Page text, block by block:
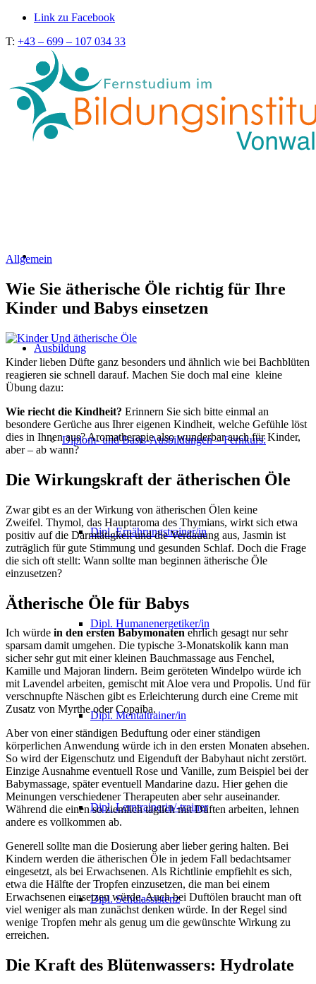
Link zu Facebook
T: +43 – 699 – 107 034 33
Ausbildung
Diplom- und Basis-Ausbildungen – Fernkurs:
Dipl. Ernährungstrainer/in
Dipl. Humanenergetiker/in
Dipl. Mentaltrainer/in
Dipl. Lerntrainerin/-trainer
Dipl. Schulassistenz
Allgemein
Wie Sie ätherische Öle richtig für Ihre
Kinder und Babys einsetzen
Kinder lieben Düfte ganz besonders und ähnlich wie bei Bachblüten
reagieren sie schnell darauf. Machen Sie doch mal eine kleine
Übung dazu:
Wie riecht die Kindheit? Erinnern Sie sich bitte einmal an
besondere Gerüche aus Ihrer eigenen Kindheit, welche Gefühle löst
dies in Ihnen aus? Aromatherapie also wunderbar auch für Kinder,
aber – ab wann?
Die Wirkungskraft der ätherischen Öle
Zwar gibt es an der Wirkung von ätherischen Ölen keine
Zweifel. Thymol, das Hauptaroma des Thymians, wirkt sich etwa
positiv auf die Darmtätigkeit und die Verdauung aus, Jasmin ist
zuträglich für gute Stimmung und gesunden Schlaf. Doch die Frage
die sich oft stellt: Wann sollte man beginnen ätherische Öle
einzusetzen?
Ätherische Öle für Babys
Ich würde in den ersten Babymonatenehrlich gesagt nur sehr
sparsam damit umgehen. Die typische 3-Monatskolik kann man
sicher sehr gut mit einer kleinen Bauchmassage aus Fenchel,
Kamille und Majoran lindern. Beim geröteten Windelpo würde ich
mit Lavendel arbeiten, gemischt mit Aloe vera und Propolis. Und für
verschnupfte Näschen gibt es Erleichterung durch eine Creme mit
Zusatz von Myrthe oder Copaiba.
Aber von einer ständigen Beduftung oder einer ständigen
körperlichen Anwendung würde ich in den ersten Monaten absehen.
So wird der Eigenschutz und Eigenduft der Babyhaut nicht zerstört.
Einzige Ausnahme eventuell Rose und Vanille, zum Beispiel bei der
Babymassage, später eventuell Mandarine dazu. Hier gehen die
Meinungen verschiedener Therapeuten aber sehr auseinander.
Während die einen so ziemlich täglich mit Düften arbeiten, lehnen
andere es vollkommen ab.
Generell sollte man die Dosierung aber lieber gering halten. Bei
Kindern werden die ätherischen Öle in jedem Fall bedachtsamer
eingesetzt, als bei Erwachsenen. Als Richtlinie empfiehlt es sich,
etwa die Hälfte der Tropfen einzusetzen, die man bei einem
Erwachsenen einsetzen würde. Auch bei Duftölen braucht man oft
viel weniger als man zunächst denken würde. In der Regel sind
wenige Tropfen mehr als genug um die gewünschte Wirkung zu
erreichen.
Die Kraft des Blütenwassers: Hydrolate